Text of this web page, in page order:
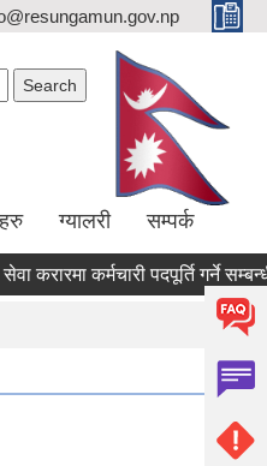
ग्यालरी सम्पर्क
करारमा कर्मचारी पदपूर्ति गर्ने सम्बन्धी